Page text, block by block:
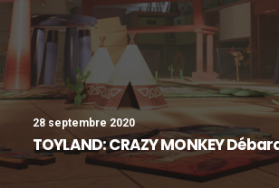
28 septembre 2020
TOYLAND: CRAZY MONKEY